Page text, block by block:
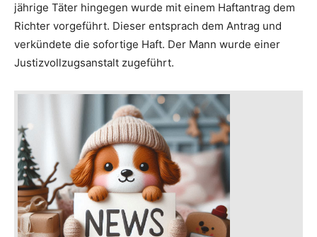
jährige Täter hingegen wurde mit einem Haftantrag dem
Richter vorgeführt. Dieser entsprach dem Antrag und
verkündete die sofortige Haft. Der Mann wurde einer
Justizvollzugsanstalt zugeführt.